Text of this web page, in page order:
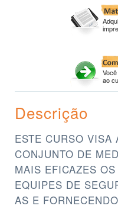
ao
Descrição
ESTE CURSO VISA
CONJUNTO DE
MAIS EFICAZES
EQUIPES DE
AS E